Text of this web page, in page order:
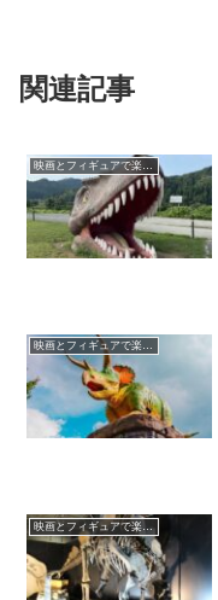
関連記事
映画とフィギュアで楽しむ